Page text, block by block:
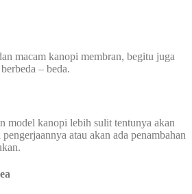
macam kanopi membran, begitu juga
– beda.
model kanopi lebih sulit tentunya akan
atau akan ada penambahan